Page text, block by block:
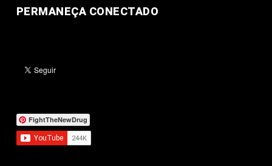
PERMANEÇA CONECTADO
FightTheNewDrug